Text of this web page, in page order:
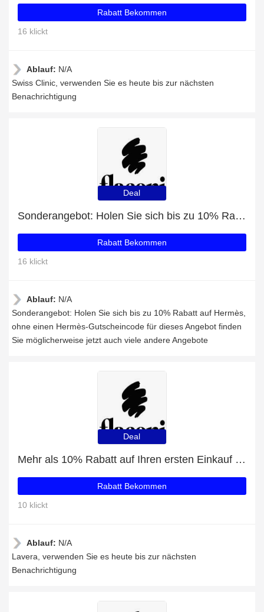
Rabatt Bekommen
16 klickt
Ablauf: N/A
Swiss Clinic, verwenden Sie es heute bis zur nächsten
Benachrichtigung
Deal
Sonderangebot: Holen Sie sich bis zu 10% Rabatt auf Hermès
Rabatt Bekommen
16 klickt
Ablauf: N/A
Sonderangebot: Holen Sie sich bis zu 10% Rabatt auf Hermès,
ohne einen Hermès-Gutscheincode für dieses Angebot finden
Sie möglicherweise jetzt auch viele andere Angebote
Deal
Mehr als 10% Rabatt auf Ihren ersten Einkauf plus 5% Rabatt auf Lavera
Rabatt Bekommen
10 klickt
Ablauf: N/A
Lavera, verwenden Sie es heute bis zur nächsten
Benachrichtigung